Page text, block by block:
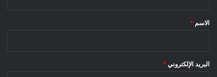
*
الاسم *
البريد الإلكتروني *